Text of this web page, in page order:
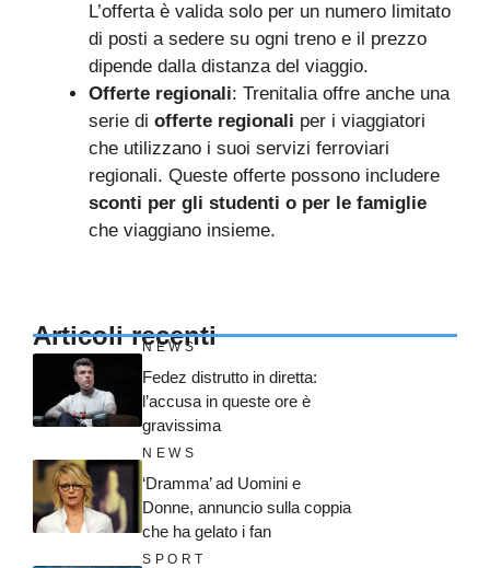
L’offerta è valida solo per un numero limitato
di posti a sedere su ogni treno e il prezzo
dipende dalla distanza del viaggio.
Offerte regionali: Trenitalia offre anche una
serie di offerte regionali per i viaggiatori
che utilizzano i suoi servizi ferroviari
regionali. Queste offerte possono includere
sconti per gli studenti o per le famiglie
che viaggiano insieme.
Articoli recenti
NEWS
Fedez distrutto in diretta:
l’accusa in queste ore è
gravissima
NEWS
‘Dramma’ ad Uomini e
Donne, annuncio sulla coppia
che ha gelato i fan
SPORT